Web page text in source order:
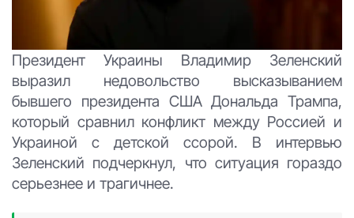
Президент Украины Владимир Зеленский
выразил недовольство высказыванием
бывшего президента США Дональда Трампа,
который сравнил конфликт между Россией и
Украиной с детской ссорой. В интервью
Зеленский подчеркнул, что ситуация гораздо
серьезнее и трагичнее.